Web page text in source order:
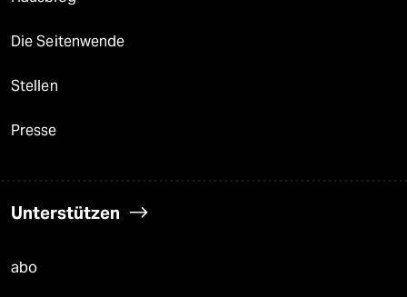
Die Seitenwende
Stellen
Presse
Unterstützen
abo